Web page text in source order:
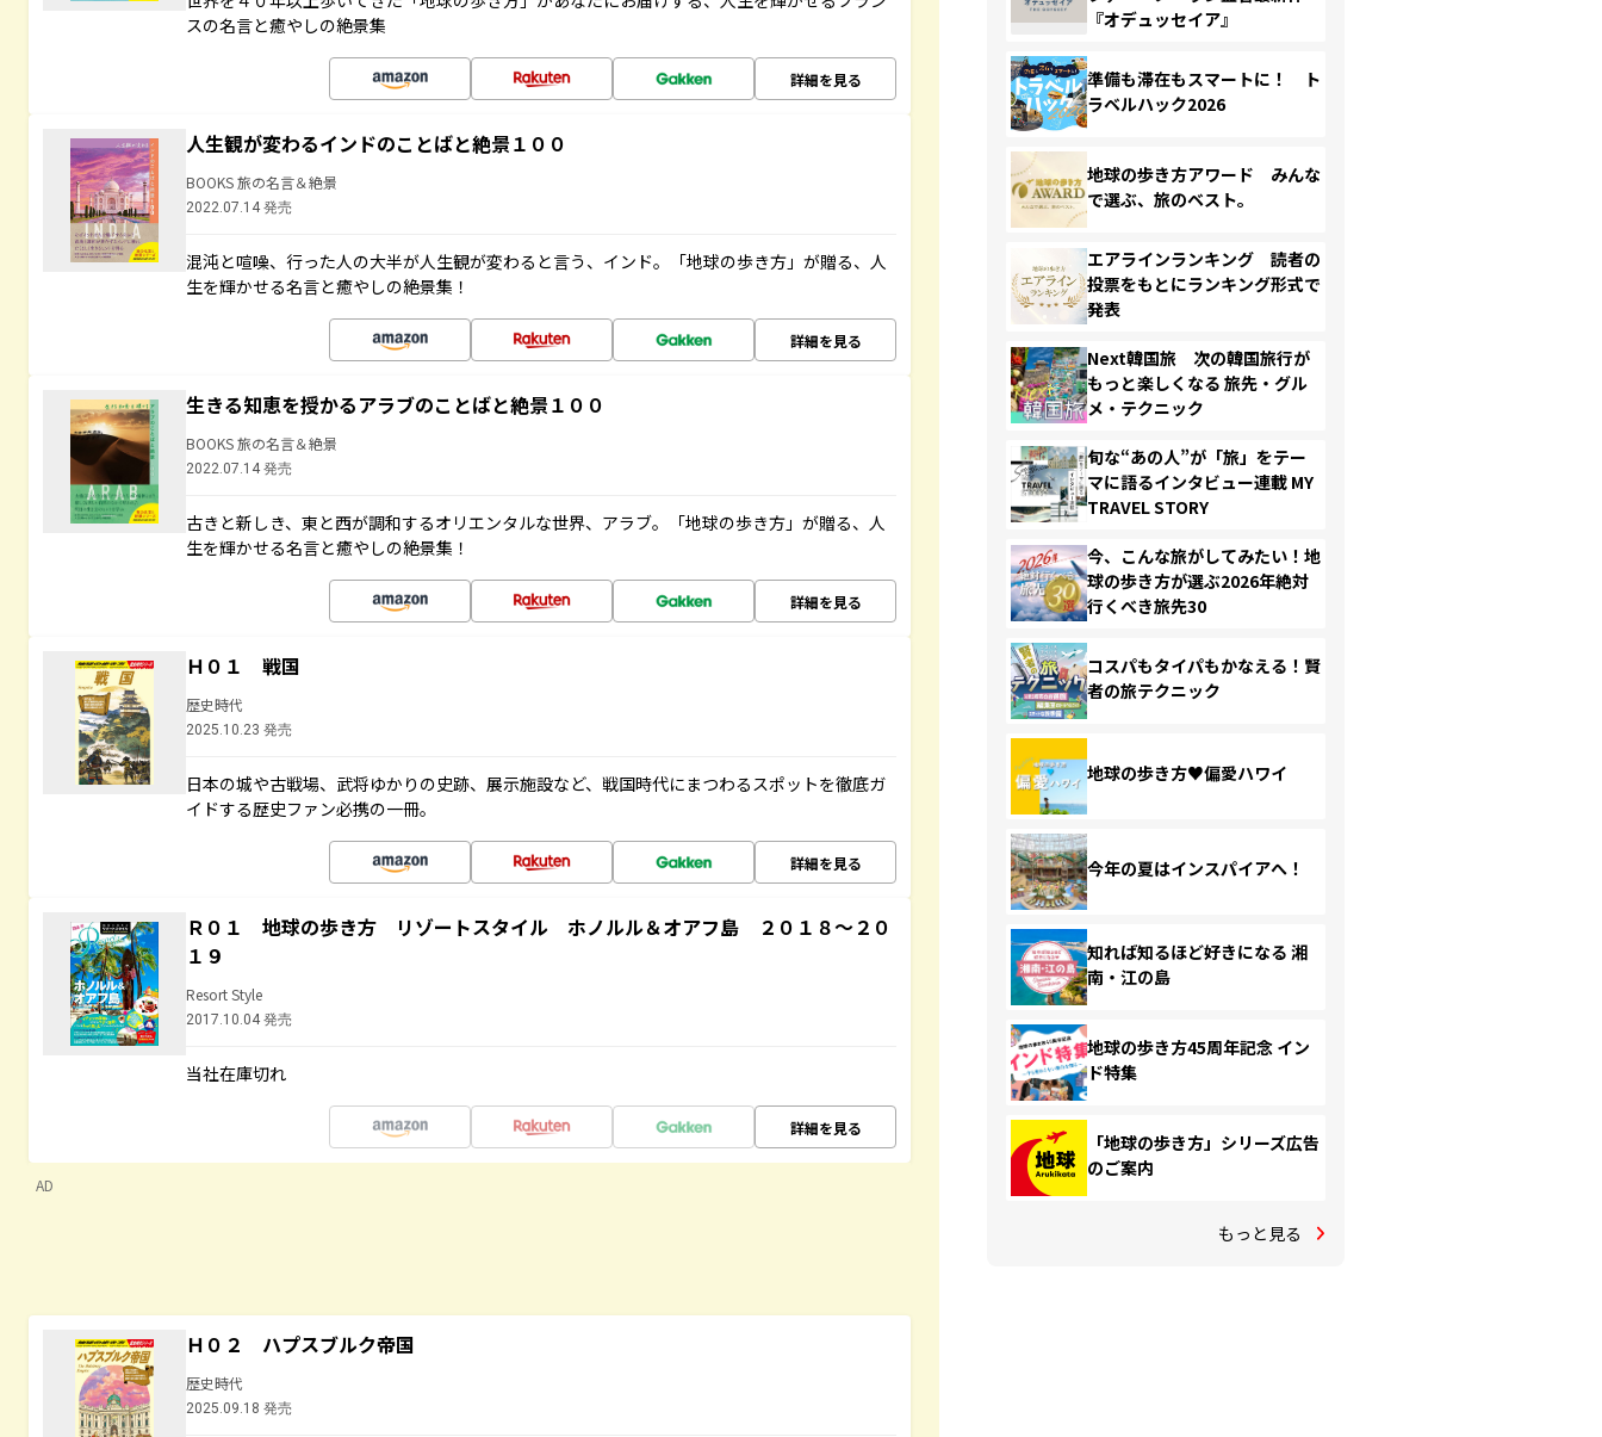
スの名言と癒やしの絶景集
詳細を見る
人生観が変わるインドのことばと絶景１００
BOOKS 旅の名言＆絶景
2022.07.14 発売
混沌と喧噪、行った人の大半が人生観が変わると言う、インド。「地球の歩き方」が贈る、人
生を輝かせる名言と癒やしの絶景集！
詳細を見る
生きる知恵を授かるアラブのことばと絶景１００
BOOKS 旅の名言＆絶景
2022.07.14 発売
古きと新しき、東と西が調和するオリエンタルな世界、アラブ。「地球の歩き方」が贈る、人
生を輝かせる名言と癒やしの絶景集！
詳細を見る
Ｈ０１ 戦国
歴史時代
2025.10.23 発売
日本の城や古戦場、武将ゆかりの史跡、展示施設など、戦国時代にまつわるスポットを徹底ガ
イドする歴史ファン必携の一冊。
詳細を見る
Ｒ０１ 地球の歩き方 リゾートスタイル ホノルル＆オアフ島 ２０１８～２０
１９
Resort Style
2017.10.04 発売
当社在庫切れ
詳細を見る
AD
Ｈ０２ ハプスブルク帝国
歴史時代
2025.09.18 発売
『オデュッセイア』
準備も滞在もスマートに！ ト
ラベルハック2026
地球の歩き方アワード みんな
で選ぶ、旅のベスト。
エアラインランキング 読者の
投票をもとにランキング形式で
発表
Next韓国旅 次の韓国旅行が
もっと楽しくなる 旅先・グル
メ・テクニック
旬な“あの人”が「旅」をテー
マに語るインタビュー連載 MY
TRAVEL STORY
今、こんな旅がしてみたい！地
球の歩き方が選ぶ2026年絶対
行くべき旅先30
コスパもタイパもかなえる！賢
者の旅テクニック
地球の歩き方♥偏愛ハワイ
今年の夏はインスパイアへ！
知れば知るほど好きになる 湘
南・江の島
地球の歩き方45周年記念 イン
ド特集
「地球の歩き方」シリーズ広告
のご案内
もっと見る